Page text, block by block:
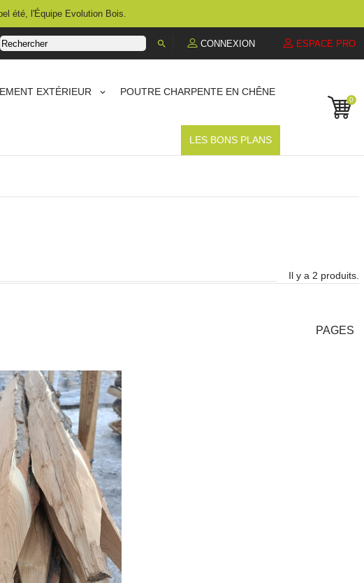
été, l'Équipe Evolution Bois.
 CONNEXION ESPACE PRO
EXTÉRIEUR POUTRE CHARPENTE EN CHÊNE
LES BONS PLANS
0
Il y a 2 produits.
PAGES